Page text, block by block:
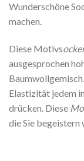
Wunderschöne
machen.
Diese Motivs
ausgesprochen
Elastizität jedem
drücken. Diese
die Sie begeistern